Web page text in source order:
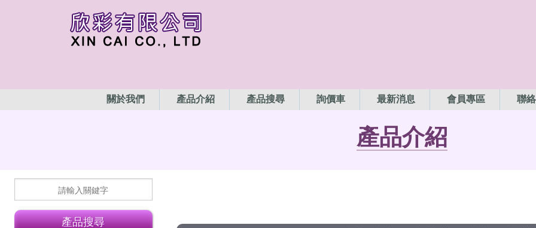
關於我們 產品介紹 產品搜尋 詢價車 最新消息 會員專區 聯
產品介紹